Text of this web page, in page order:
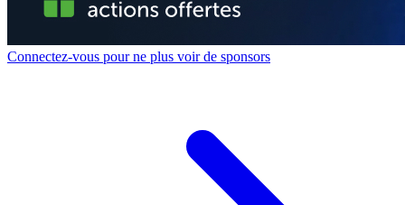
Connectez-vous pour ne plus voir de sponsors